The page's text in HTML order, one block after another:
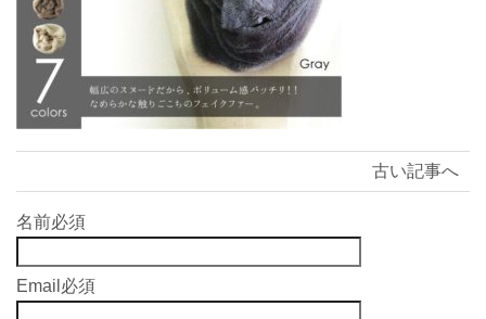
古い記事へ
名前必須
Email 必須